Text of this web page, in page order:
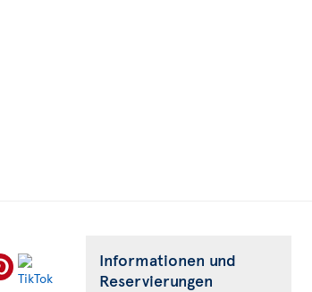
Informationen und
Reservierungen